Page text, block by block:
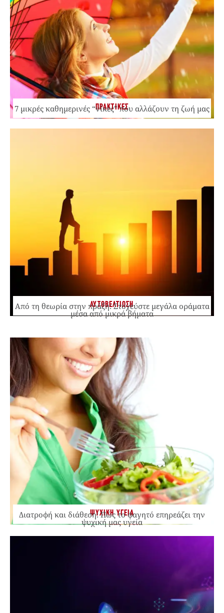
ΠΡΑΚΤΙΚΕΣ
7 μικρές καθημερινές “νίκες” που αλλάζουν τη ζωή μας
ΑΥΤΟΒΕΛΤΙΩΣΗ
Από τη θεωρία στην πράξη: Στοχεύστε μεγάλα οράματα
μέσα από μικρά βήματα
ΨΥΧΙΚΗ ΥΓΕΙΑ
Διατροφή και διάθεση: Πώς το φαγητό επηρεάζει την
ψυχική μας υγεία